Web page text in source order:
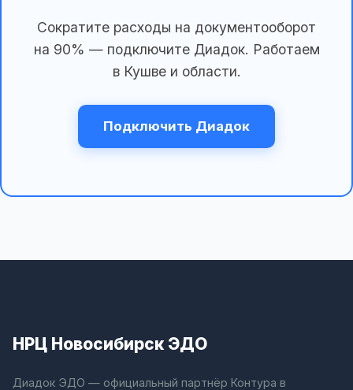
Сократите расходы на документооборот
на 90% — подключите Диадок. Работаем
в Кушве и области.
Подключить Диадок
НРЦ Новосибирск ЭДО
Диадок ЭДО — официальный партнёр Контура в